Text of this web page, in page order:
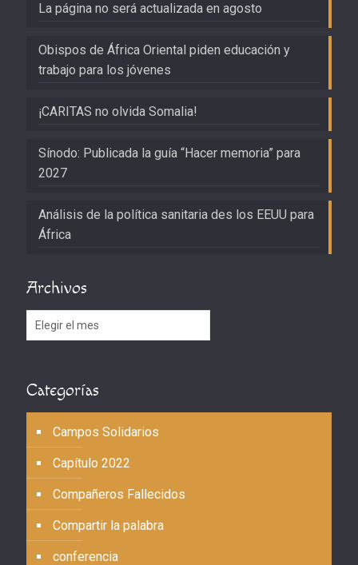
La página no será actualizada en agosto
Obispos de África Oriental piden educación y
trabajo para los jóvenes
¡CARITAS no olvida Somalia!
Sínodo: Publicada la guía “Hacer memoria” para
2027
Análisis de la política sanitaria des los EEUU para
África
Archivos
Archivos
Categorías
Campos Solidarios
Capítulo 2022
Compañeros Fallecidos
Compartir la palabra
conferencia